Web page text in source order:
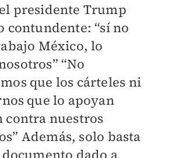
presidente Trump
contundente: “sí no
México, lo
“No
que los cárteles ni
que lo apoyan
contra nuestros
Además, solo basta